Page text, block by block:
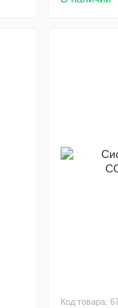
Код товара: